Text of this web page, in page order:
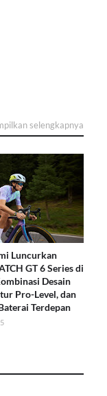
selengkapnya
Luncurkan
GT 6 Series di
Desain
Pro-Level, dan
Terdepan